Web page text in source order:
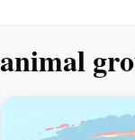
animal